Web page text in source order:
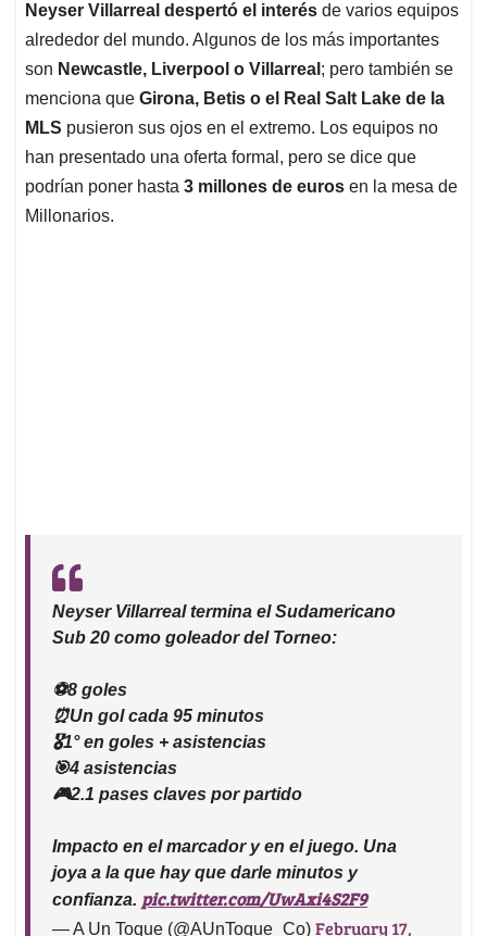
Neyser Villarreal despertó el interés de varios equipos
alrededor del mundo. Algunos de los más importantes
son Newcastle, Liverpool o Villarreal ; pero también se
menciona que Girona, Betis o el Real Salt Lake de la
MLS pusieron sus ojos en el extremo. Los equipos no
han presentado una oferta formal, pero se dice que
podrían poner hasta 3 millones de euros en la mesa de
Millonarios.
Neyser Villarreal termina el Sudamericano
Sub 20 como goleador del Torneo:
⚽8 goles
⏰Un gol cada 95 minutos
🎖️1° en goles + asistencias
🎯4 asistencias
🎮2.1 pases claves por partido
Impacto en el marcador y en el juego. Una
joya a la que hay que darle minutos y
confianza. pic.twitter.com/UwAxi4S2F9
— A Un Toque (@AUnToque_Co) February 17,